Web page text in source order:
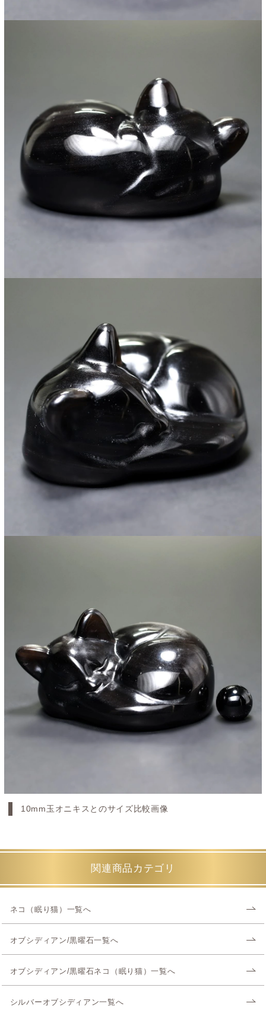
10mm玉オニキスとのサイズ比較画像
関連商品カテゴリ
ネコ（眠り猫）一覧へ
オブシディアン/黒曜石一覧へ
オブシディアン/黒曜石ネコ（眠り猫）一覧へ
シルバーオブシディアン一覧へ